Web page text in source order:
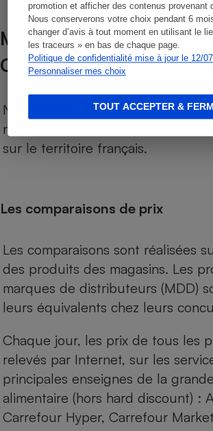
promotion et afficher des contenus provenant
Nous conserverons votre choix pendant 6
changer d’avis à tout moment en utilisant le
les traceurs » en bas de chaque page.
Politique de confidentialité mise à jour le 12/
Personnaliser mes choix
TOUT ACCEPTER &
MÉTHODOLOGIE DE
COMPARATEUR
Notre comparateur de
niveau de prix des supermarchés,
sur le territoire français.
Les comparaisons de prix
Les comparaisons sont réalisées
des produits des magasins. Les
marques de distributeurs (MDD)
leurs équivalents chez leurs
Chaque jour, les prix de tous les
relevés par Internet, sur les
principales enseignes de la
alimentaire (hors hard discount) :
Carrefour Hyper, Carrefour